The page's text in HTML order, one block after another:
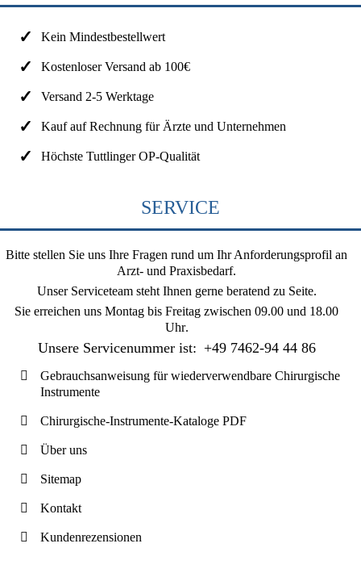
Kein Mindestbestellwert
Kostenloser Versand ab 100€
Versand 2-5 Werktage
Kauf auf Rechnung für Ärzte und Unternehmen
Höchste Tuttlinger OP-Qualität
SERVICE
Bitte stellen Sie uns Ihre Fragen rund um Ihr Anforderungsprofil an
Arzt- und Praxisbedarf.
Unser Serviceteam steht Ihnen gerne beratend zu Seite.
Sie erreichen uns Montag bis Freitag zwischen 09.00 und 18.00
Uhr.
Unsere Servicenummer ist: +49 7462-94 44 86
Gebrauchsanweisung für wiederverwendbare Chirurgische
Instrumente
Chirurgische-Instrumente-Kataloge PDF
Über uns
Sitemap
Kontakt
Kundenrezensionen